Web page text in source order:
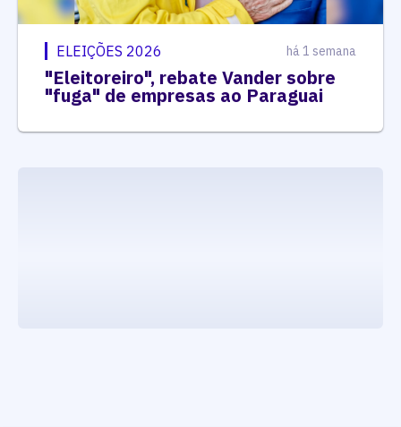
ELEIÇÕES 2026 há 1 semana
"Eleitoreiro", rebate Vander sobre
"fuga" de empresas ao Paraguai